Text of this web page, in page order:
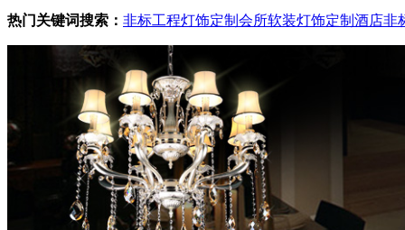
热门关键词搜索： 非标工程灯饰定制 会所软装灯饰定制 酒店非